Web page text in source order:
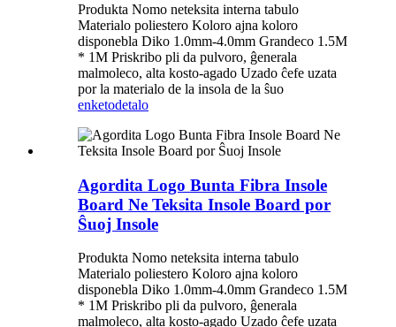
Produkta Nomo neteksita interna tabulo
Materialo poliestero Koloro ajna koloro
disponebla Diko 1.0mm-4.0mm Grandeco 1.5M
* 1M Priskribo pli da pulvoro, ĝenerala
malmoleco, alta kosto-agado Uzado ĉefe uzata
por la materialo de la insola de la ŝuo
enketodetalo
Agordita Logo Bunta Fibra Insole
Board Ne Teksita Insole Board por
Ŝuoj Insole
Produkta Nomo neteksita interna tabulo
Materialo poliestero Koloro ajna koloro
disponebla Diko 1.0mm-4.0mm Grandeco 1.5M
* 1M Priskribo pli da pulvoro, ĝenerala
malmoleco, alta kosto-agado Uzado ĉefe uzata